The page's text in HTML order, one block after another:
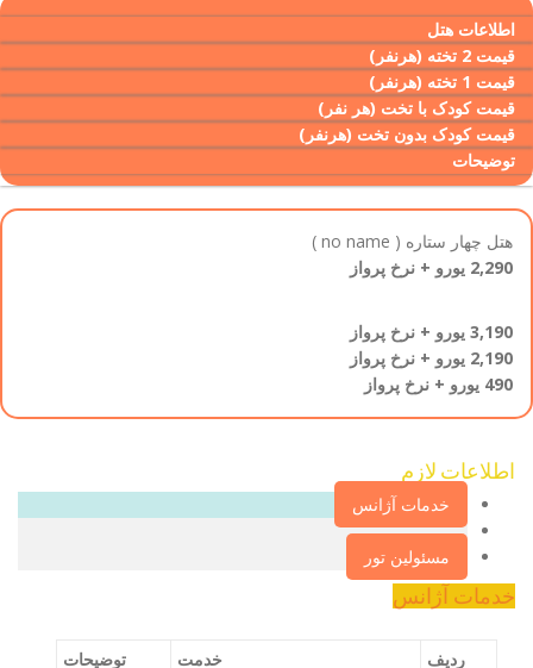
اطلاعات هتل
قیمت 2 تخته (هرنفر)
قیمت 1 تخته (هرنفر)
قیمت کودک با تخت (هر نفر)
قیمت کودک بدون تخت (هرنفر)
توضیحات
هتل چهار ستاره ( no name )
2,290 یورو + نرخ پرواز
3,190 یورو + نرخ پرواز
2,190 یورو + نرخ پرواز
490 یورو + نرخ پرواز
اطلاعات لازم‌
خدمات آژانس
مسئولین تور
خدمات آژانس
ردیف خدمت
توضیحات